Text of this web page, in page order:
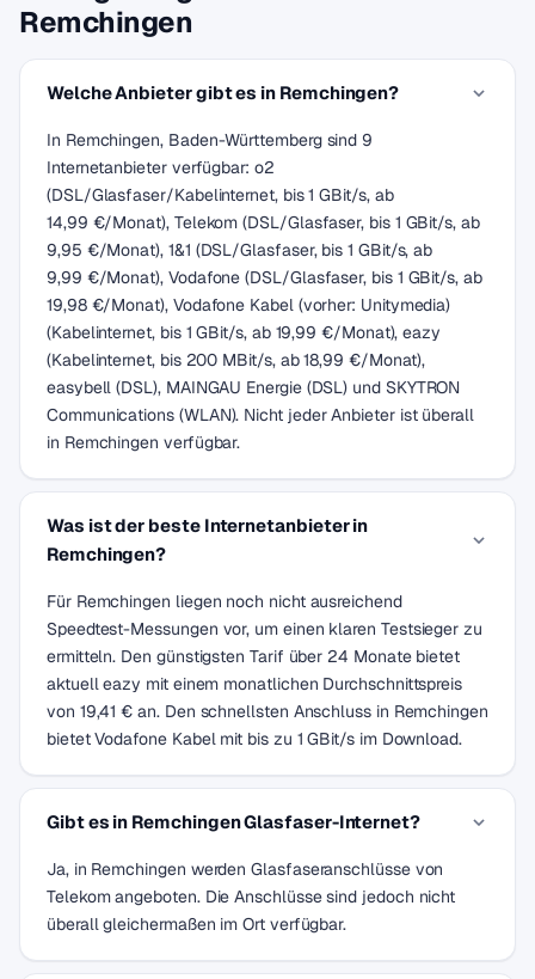
Remchingen
Welche Anbieter gibt es in Remchingen?
In Remchingen, Baden-Württemberg sind 9
Internetanbieter verfügbar: o2
(DSL/Glasfaser/Kabelinternet, bis 1 GBit/s, ab
14,99 €/Monat), Telekom (DSL/Glasfaser, bis 1 GBit/s, ab
9,95 €/Monat), 1&1 (DSL/Glasfaser, bis 1 GBit/s, ab
9,99 €/Monat), Vodafone (DSL/Glasfaser, bis 1 GBit/s, ab
19,98 €/Monat), Vodafone Kabel (vorher: Unitymedia)
(Kabelinternet, bis 1 GBit/s, ab 19,99 €/Monat), eazy
(Kabelinternet, bis 200 MBit/s, ab 18,99 €/Monat),
easybell (DSL), MAINGAU Energie (DSL) und SKYTRON
Communications (WLAN). Nicht jeder Anbieter ist überall
in Remchingen verfügbar.
Was ist der beste Internetanbieter in
Remchingen?
Für Remchingen liegen noch nicht ausreichend
Speedtest-Messungen vor, um einen klaren Testsieger zu
ermitteln. Den günstigsten Tarif über 24 Monate bietet
aktuell eazy mit einem monatlichen Durchschnittspreis
von 19,41 € an. Den schnellsten Anschluss in Remchingen
bietet Vodafone Kabel mit bis zu 1 GBit/s im Download.
Gibt es in Remchingen Glasfaser-Internet?
Ja, in Remchingen werden Glasfaseranschlüsse von
Telekom angeboten. Die Anschlüsse sind jedoch nicht
überall gleichermaßen im Ort verfügbar.